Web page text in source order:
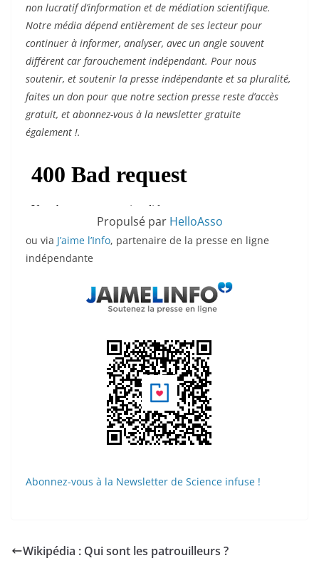
non lucratif d’information et de médiation scientifique.
Notre média dépend entièrement de ses lecteur pour
continuer à informer, analyser, avec un angle souvent
différent car farouchement indépendant. Pour nous
soutenir, et soutenir la presse indépendante et sa pluralité,
faites un don pour que notre section presse reste d’accès
gratuit, et abonnez-vous à la newsletter gratuite
également !.
Propulsé par HelloAsso
ou via J’aime l’Info, partenaire de la presse en ligne
indépendante
Abonnez-vous à la Newsletter de Science infuse !
Wikipédia : Qui sont les patrouilleurs ?